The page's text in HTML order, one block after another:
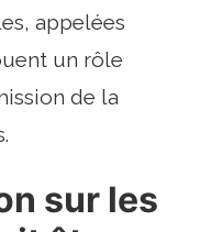
appelées
un rôle
de la
sur les